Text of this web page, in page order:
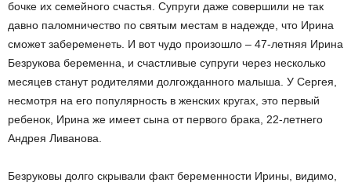
бочке их семейного счастья. Супруги даже совершили не так
давно паломничество по святым местам в надежде, что Ирина
сможет забеременеть. И вот чудо произошло – 47-летняя Ирина
Безрукова беременна, и счастливые супруги через несколько
месяцев станут родителями долгожданного малыша. У Сергея,
несмотря на его популярность в женских кругах, это первый
ребенок, Ирина же имеет сына от первого брака, 22-летнего
Андрея Ливанова.
Безруковы долго скрывали факт беременности Ирины, видимо,